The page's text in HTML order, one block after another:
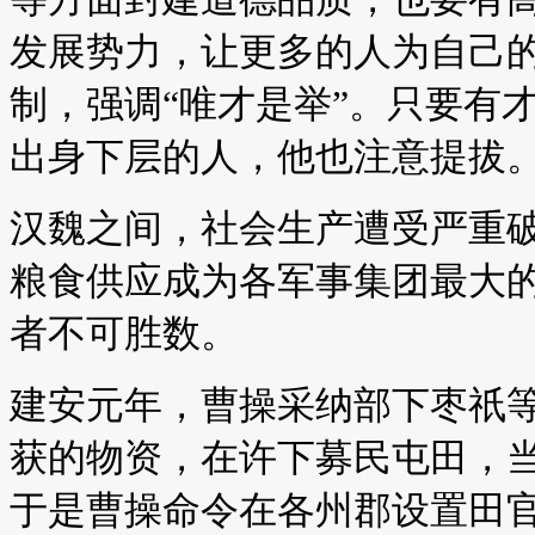
发展势力，让更多的人为自己
制，强调“唯才是举”。只要有
出身下层的人，他也注意提拔
汉魏之间，社会生产遭受严重
粮食供应成为各军事集团最大
者不可胜数。
建安元年，曹操采纳部下枣祇
获的物资，在许下募民屯田，
于是曹操命令在各州郡设置田